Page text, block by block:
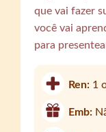
que vai fazer
você vai
para
Ren: 1
Emb: